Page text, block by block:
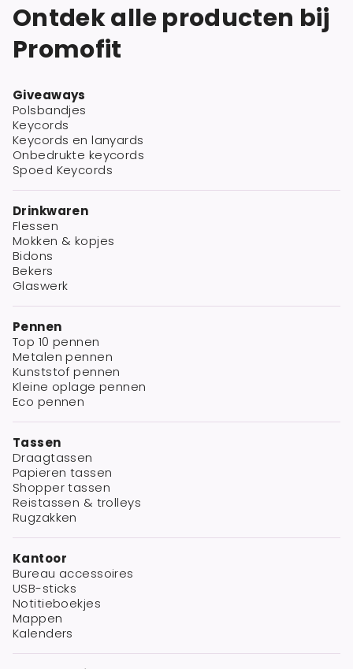
Ontdek alle producten bij
Promofit
Giveaways
Polsbandjes
Keycords
Keycords en lanyards
Onbedrukte keycords
Spoed Keycords
Drinkwaren
Flessen
Mokken & kopjes
Bidons
Bekers
Glaswerk
Pennen
Top 10 pennen
Metalen pennen
Kunststof pennen
Kleine oplage pennen
Eco pennen
Tassen
Draagtassen
Papieren tassen
Shopper tassen
Reistassen & trolleys
Rugzakken
Kantoor
Bureau accessoires
USB-sticks
Notitieboekjes
Mappen
Kalenders